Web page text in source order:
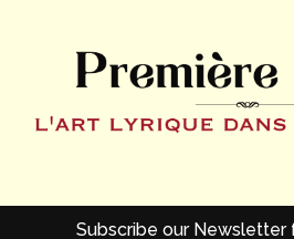
Subscribe our Newsletter